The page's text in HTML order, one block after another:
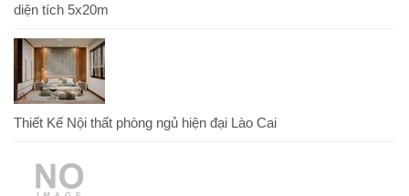
diện tích 5x20m
Thiết Kế Nội thất phòng ngủ hiện đại Lào Cai